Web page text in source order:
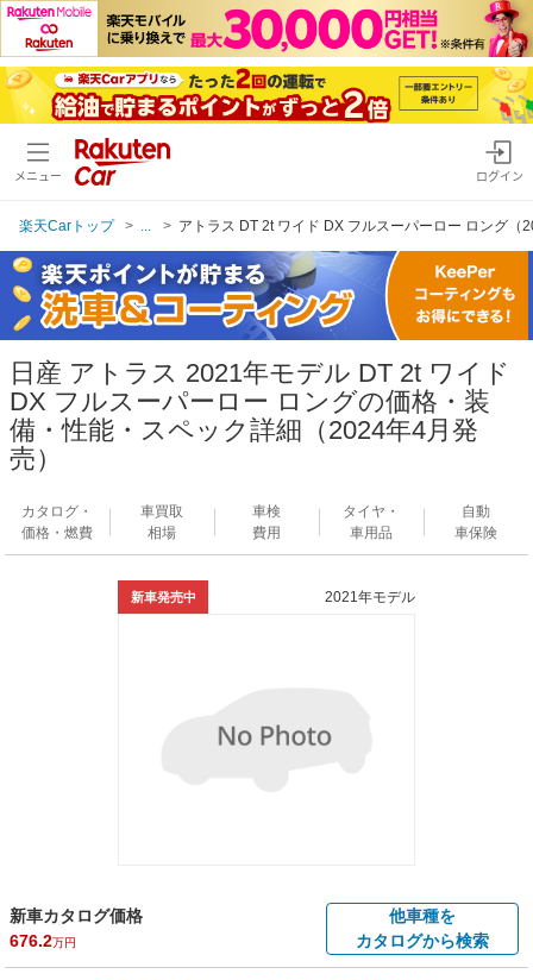
メニュー ログイン
楽天Carトップ アトラス DT 2t ワイド DX フルスーパーロー ロング（
日産 アトラス 2021年モデル DT 2t ワイド
DX フルスーパーロー ロングの価格・装
備・性能・スペック詳細（2024年4月発
売）
カタログ・
価格・燃費
車買取
相場
車検
費用
タイヤ・
車用品
自動
車保険
新車発売中 2021年モデル
新車カタログ価格
676.2万円
他車種を
カタログから検索